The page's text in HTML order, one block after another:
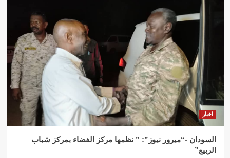
اخبار
السودان -“ميرور نيوز”: ” نظمها مركز الفضاء بمركز شباب
الربيع”